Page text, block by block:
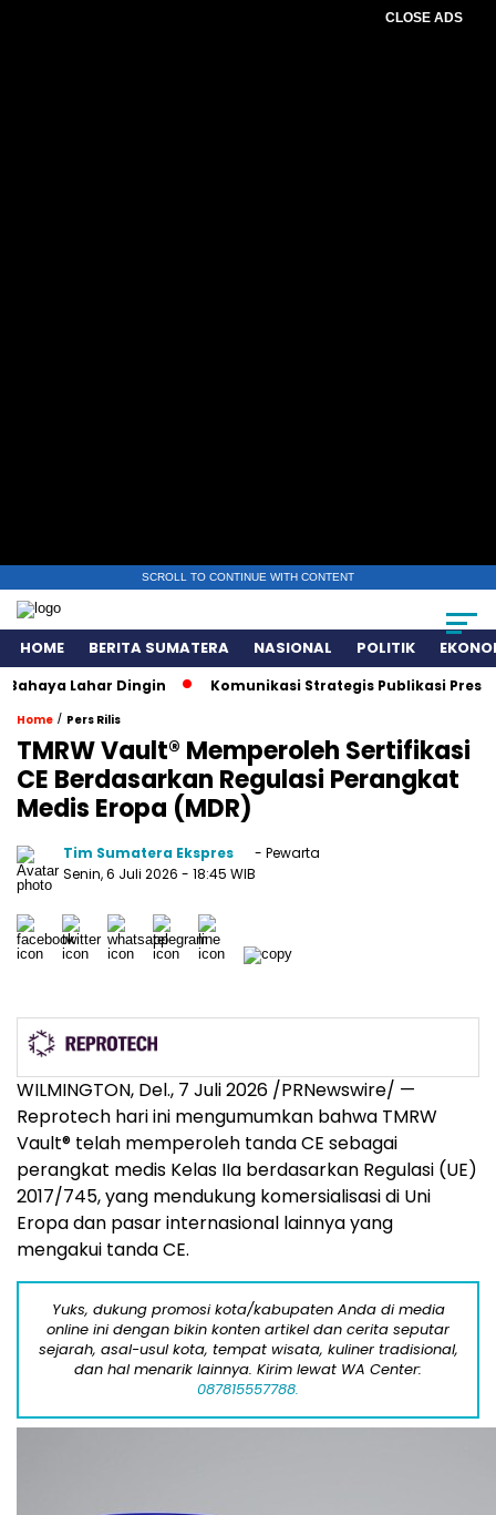
CLOSE ADS
SCROLL TO CONTINUE WITH CONTENT
HOME BERITA SUMATERA NASIONAL POLITIK
Dingin Komunikasi Strategis Publikasi Press
Home / Pers Rilis
TMRW Vault® Memperoleh Sertifikasi
CE Berdasarkan Regulasi Perangkat
Medis Eropa (MDR)
Tim Sumatera Ekspres
- Pewarta
Senin, 6 Juli 2026 - 18:45 WIB
WILMINGTON, Del., 7 Juli 2026 /PRNewswire/ —
Reprotech hari ini mengumumkan bahwa TMRW
Vault® telah memperoleh tanda CE sebagai
perangkat medis Kelas IIa berdasarkan Regulasi (UE)
2017/745, yang mendukung komersialisasi di Uni
Eropa dan pasar internasional lainnya yang
mengakui tanda CE.
Yuks, dukung promosi kota/kabupaten Anda di media
online ini dengan bikin konten artikel dan cerita seputar
sejarah, asal-usul kota, tempat wisata, kuliner tradisional,
dan hal menarik lainnya. Kirim lewat WA Center:
087815557788.